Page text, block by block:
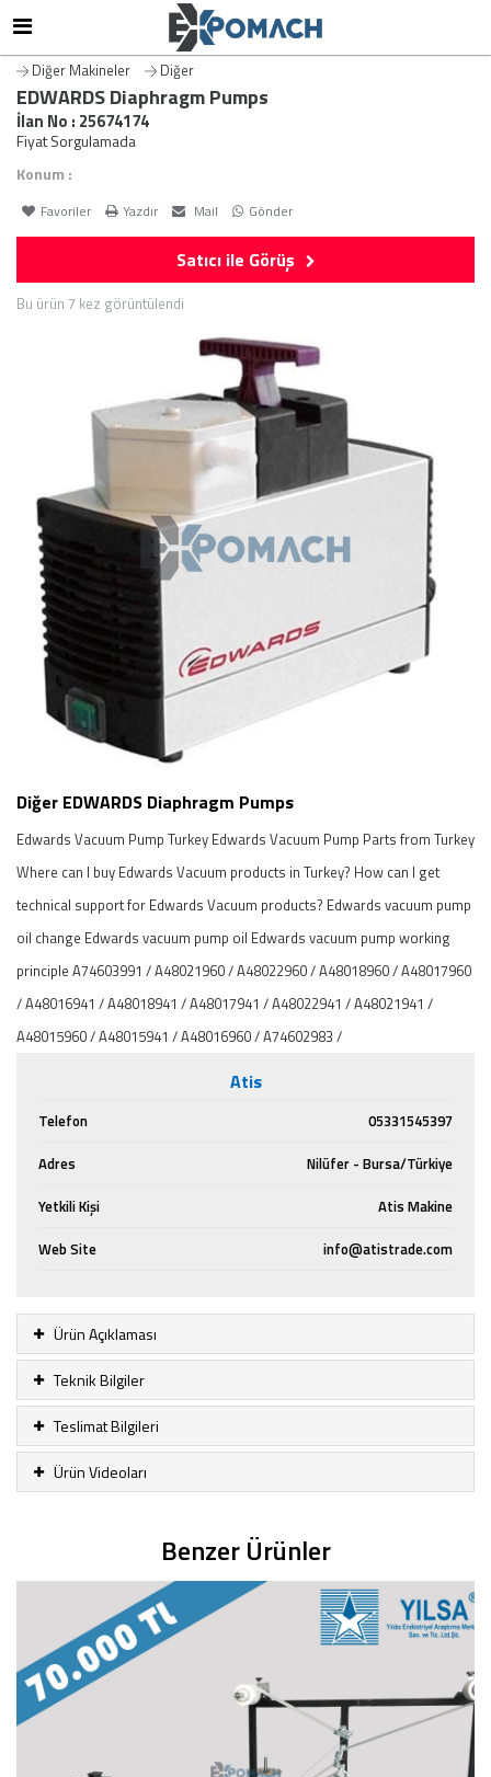
Diğer Makineler Diğer
EDWARDS Diaphragm Pumps
İlan No : 25674174
Fiyat Sorgulamada
Konum :
Favoriler Yazdır Mail Gönder
Satıcı ile Görüş
Bu ürün 7 kez görüntülendi
Diğer EDWARDS Diaphragm Pumps
Edwards Vacuum Pump Turkey Edwards Vacuum Pump Parts from Turkey
Where can I buy Edwards Vacuum products in Turkey? How can I get
technical support for Edwards Vacuum products? Edwards vacuum pump
oil change Edwards vacuum pump oil Edwards vacuum pump working
principle A74603991 / A48021960 / A48022960 / A48018960 / A48017960
/ A48016941 / A48018941 / A48017941 / A48022941 / A48021941 /
A48015960 / A48015941 / A48016960 / A74602983 /
Atis
Telefon
05331545397
Adres
Nilüfer - Bursa/Türkiye
Yetkili Kişi
Atis Makine
Web Site
info@atistrade.com
Ürün Açıklaması
Teknik Bilgiler
Teslimat Bilgileri
Ürün Videoları
Benzer Ürünler